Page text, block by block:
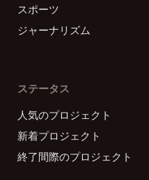
スポーツ
ジャーナリズム
ステータス
人気のプロジェクト
新着プロジェクト
終了間際のプロジェクト